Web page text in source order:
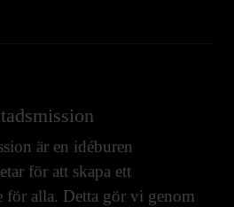
är en idéburen
för att skapa ett
för alla. Detta gör vi genom